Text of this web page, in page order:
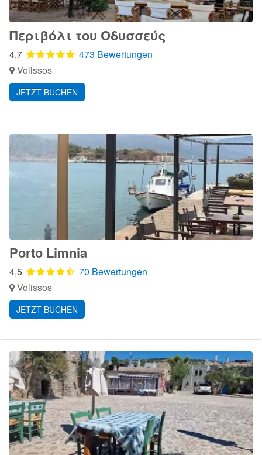
Περιβόλι του Οδυσσεύς
4,7
473 Bewertungen
Volissos
JETZT BUCHEN
Porto Limnia
4,5
70 Bewertungen
Volissos
JETZT BUCHEN